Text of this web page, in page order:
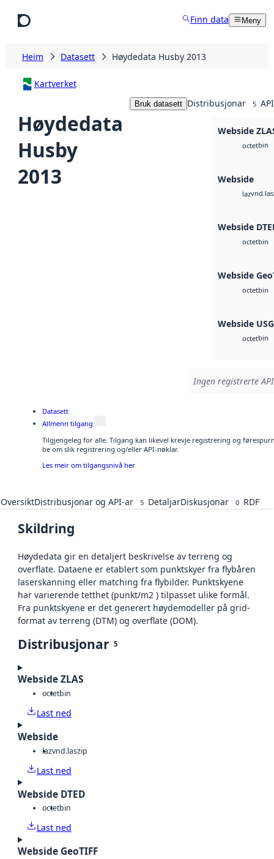
Finn data Meny
Heim Datasett Høydedata Husby 2013
Kartverket
Høydedata
Husby
2013
Bruk datasett Distribusjonar 5
Webside
octetbin
Webside
laz
Webside
octetbin
Webside
octetbin
Webside
octetbin
Ingen registrerte
Datasett
Allmenn tilgang
Tilgjengeleg for alle. Tilgang kan likevel krevje registrering og
be om slik registrering og/eller API-nøklar.
Les meir om tilgangsnivå her
OversiktDistribusjonar og API-ar 5 DetaljarDiskusjonar 0 RDF
Skildring
Høydedata gir en detaljert beskrivelse av terreng og
overflate. Dataene er etablert som punktskyer fra flybåren
laserskanning eller matching fra flybilder. Punktskyene
har varierende tetthet (punkt/m2 ) tilpasset ulike formål.
Fra punktskyene er det generert høydemodeller på grid-
format av terreng (DTM) og overflate (DOM).
Distribusjonar 5
Webside ZLAS
octetbin
Last ned
Webside
lazvnd.laszip
Last ned
Webside DTED
octetbin
Last ned
Webside GeoTIFF